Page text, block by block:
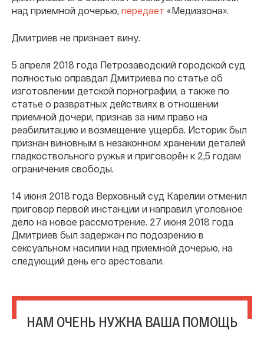
над приемной дочерью, передает «Медиазона».
Дмитриев не признает вину.
5 апреля 2018 года Петрозаводский городской суд
полностью оправдал Дмитриева по статье об
изготовлении детской порнографии, а также по
статье о развратных действиях в отношении
приемной дочери, признав за ним право на
реабилитацию и возмещение ущерба. Историк был
признан виновным в незаконном хранении деталей
гладкоствольного ружья и приговорён к 2,5 годам
ограничения свободы.
14 июня 2018 года Верховный суд Карелии отменил
приговор первой инстанции и направил уголовное
дело на новое рассмотрение. 27 июня 2018 года
Дмитриев был задержан по подозрению в
сексуальном насилии над приемной дочерью, на
следующий день его арестовали.
НАМ ОЧЕНЬ НУЖНА ВАША ПОМОЩЬ